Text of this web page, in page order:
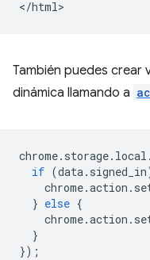
También puedes crear
dinámica llamando a
chrome. storage. local .
if (data. signed_in
chrome.action .
} else {
chrome.action .
}
});